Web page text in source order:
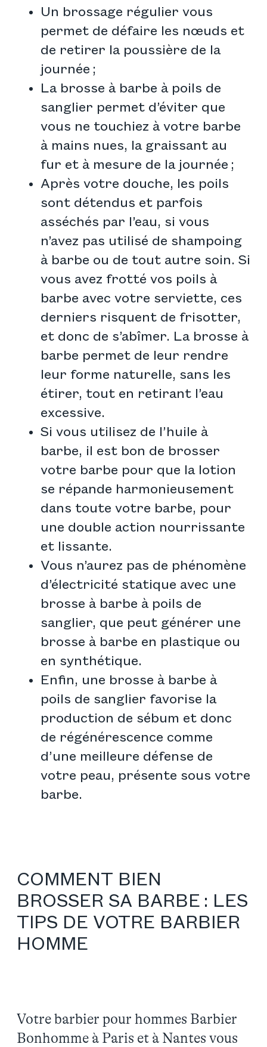
Un brossage régulier vous
permet de défaire les nœuds et
de retirer la poussière de la
journée ;
La brosse à barbe à poils de
sanglier permet d’éviter que
vous ne touchiez à votre barbe
à mains nues, la graissant au
fur et à mesure de la journée ;
Après votre douche, les poils
sont détendus et parfois
asséchés par l’eau, si vous
n’avez pas utilisé de shampoing
à barbe ou de tout autre soin. Si
vous avez frotté vos poils à
barbe avec votre serviette, ces
derniers risquent de frisotter,
et donc de s’abîmer. La brosse à
barbe permet de leur rendre
leur forme naturelle, sans les
étirer, tout en retirant l’eau
excessive.
Si vous utilisez de l’huile à
barbe, il est bon de brosser
votre barbe pour que la lotion
se répande harmonieusement
dans toute votre barbe, pour
une double action nourrissante
et lissante.
Vous n’aurez pas de phénomène
d’électricité statique avec une
brosse à barbe à poils de
sanglier, que peut générer une
brosse à barbe en plastique ou
en synthétique.
Enfin, une brosse à barbe à
poils de sanglier favorise la
production de sébum et donc
de régénérescence comme
d’une meilleure défense de
votre peau, présente sous votre
barbe.
COMMENT BIEN
BROSSER SA BARBE : LES
TIPS DE VOTRE BARBIER
HOMME
Votre barbier pour hommes Barbier
Bonhomme à Paris et à Nantes vous